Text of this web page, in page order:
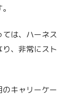
は、ハーネス
、非常にスト
キャリーケー